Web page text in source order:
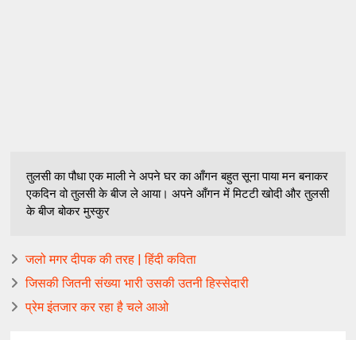
तुलसी का पौधा एक माली ने अपने घर का आँगन बहुत सूना पाया मन बनाकर
एकदिन वो तुलसी के बीज ले आया। अपने आँगन में मिटटी खोदी और तुलसी
के बीज बोकर मुस्कुर
जलो मगर दीपक की तरह | हिंदी कविता
जिसकी जितनी संख्या भारी उसकी उतनी हिस्सेदारी
प्रेम इंतजार कर रहा है चले आओ